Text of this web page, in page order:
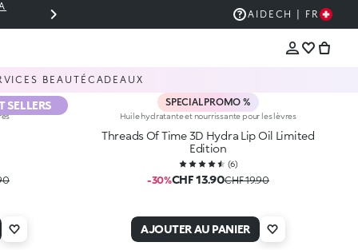
THE KIKO SALE:J USQU’À -50 % DE
AIDE CH | FR
BEAUTÉCADEAUX
SELLERS SPECIAL PROMO %
Huile hydratante et nourrissante pour les lèvres
Threads Of Time 3D Hydra Lip Oil Limited
Edition
(6)
-30%CHF 13.90CHF 19.90
AJOUTER AU PANIER